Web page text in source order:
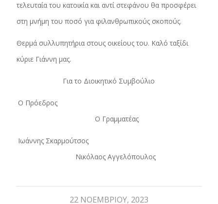
τελευταία του κατοικία και αντί στεφάνου θα προσφέρει
στη μνήμη του ποσό για φιλανθρωπικούς σκοπούς.
Θερμά συλλυπητήρια στους οικείους του. Καλό ταξίδι
κύριε Γιάννη μας.
Για το Διοικητικό Συμβούλιο
Ο Πρόεδρος
Ο Γραμματέας
Ιωάννης Σκαρμούτσος
Νικόλαος Αγγελόπουλος
22 ΝΟΕΜΒΡΊΟΥ, 2023